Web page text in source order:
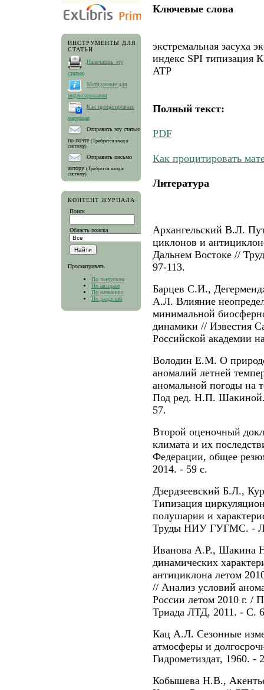
ИНСТРУМЕНТЫ ДЛЯ
СТАТЬИ
Напечатать эту
статью
Метаданные для
индексирования
Как процитировать
материал
Отправить эту статью
по почте (Требуется вход в
систему)
Отправить письмо
автору (Требуется вход в
систему)
КОНТЕНТ ЖУРНАЛА
Поиск
Область поиска
Просматривать
По выпускам
По авторам
По названию
По разделам
Ключевые слова
экстремальная засуха
индекс SPI типизация
АТР
Полный текст:
PDF
Как процитировать
Литература
Архангельский В.Л.
циклонов и
Дальнем Востоке //
97-113.
Барцев С.И.,
А.Л. Влияние
минимальной
динамики // Известия
Российской академии
Володин Е.М. О
аномалий летней
аномальной погоды на
Под ред. Н.П.
57.
Второй оценочный
климата и их
Федерации, общее
2014. - 59 с.
Дзердзеевский Б.Л.,
Типизация
полушарии и
Труды НИУ ГУГМС. - Л.
Иванова А.Р., Шакина
динамических
антициклона летом
// Анализ условий
России летом 2010 г.
Триада ЛТД, 2011. - С.
Кац А.Л. Сезонные
атмосферы и
Гидрометиздат, 1960. -
Кобышева Н.В.,